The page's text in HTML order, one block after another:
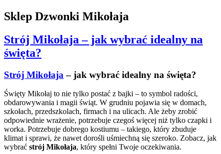
Sklep Dzwonki Mikołaja
Strój Mikołaja – jak wybrać idealny na
święta?
Strój Mikołaja – jak wybrać idealny na święta?
Święty Mikołaj to nie tylko postać z bajki – to symbol radości,
obdarowywania i magii świąt. W grudniu pojawia się w domach,
szkołach, przedszkolach, firmach i na ulicach. Ale żeby zrobić
odpowiednie wrażenie, potrzebuje czegoś więcej niż tylko czapki i
worka. Potrzebuje dobrego kostiumu – takiego, który zbuduje
klimat i sprawi, że nawet dorośli uśmiechną się szeroko. Zobacz, jak
wybrać strój Mikołaja, który spełni Twoje oczekiwania.